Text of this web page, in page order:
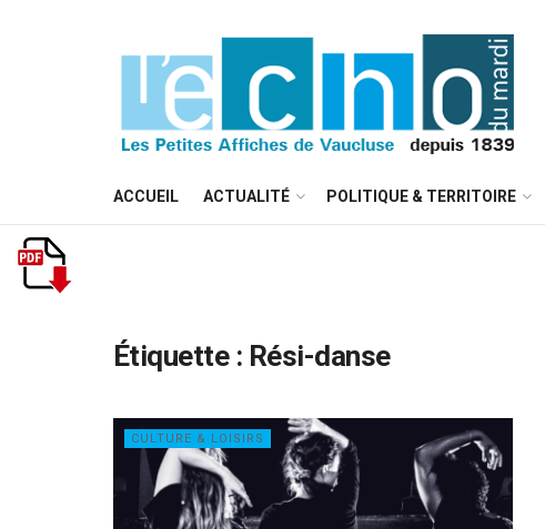
ACCUEIL ACTUALITÉ POLITIQUE & TERRITOIRE
Étiquette : Rési-danse
CULTURE & LOISIRS